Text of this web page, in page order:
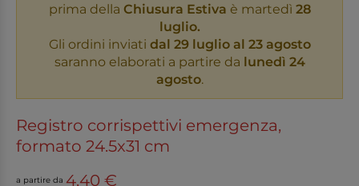
prima della Chiusura Estiva è martedì 28
luglio.
Gli ordini inviati dal 29 luglio al 23 agosto
saranno elaborati a partire da lunedì 24
agosto.
Registro corrispettivi emergenza,
formato 24.5x31 cm
a partire da 4,40 €